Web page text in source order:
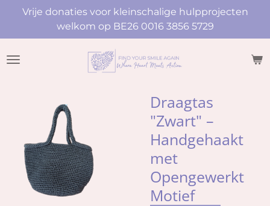
naar
de
Vrije donaties voor kleinschalige hulpprojecten
welkom op BE26 0016 3856 5729
Draagtas
"Zwart" –
Handgehaakt
met
Opengewerkt
Motief